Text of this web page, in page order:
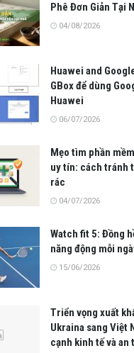
Phê Đơn Giản Tại
04/08/2026
Huawei and
GBox để dùng
Huawei
06/07/2026
Mẹo tìm phần
uy tín: cách tránh
rác
04/07/2026
Watch fit 5: Đồng
năng động mỗi
15/06/2026
Triển vọng xuất
Ukraina sang Việt
cạnh kinh tế và an